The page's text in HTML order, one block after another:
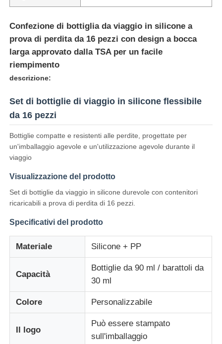
Casa
Video
Su di noi
Visita alla fabbrica
Contattaci
Notizie
Casi
Set di bottiglie da viaggio in silicone
Confezione di bottiglia da viaggio in silicone a
prova di perdita da 16 pezzi con design a bocca
larga approvato dalla TSA per un facile
riempimento
descrizione:
Set di bottiglie di viaggio in silicone flessibile
da 16 pezzi
Bottiglie compatte e resistenti alle perdite, progettate per
un'imballaggio agevole e un'utilizzazione agevole durante il
viaggio
Visualizzazione del prodotto
Set di bottiglie da viaggio in silicone durevole con contenitori
ricaricabili a prova di perdita di 16 pezzi.
Specificativi del prodotto
Materiale Silicone + PP
Capacità
Bottiglie da 90 ml / barattoli da
30 ml
Colore Personalizzabile
Il logo
Può essere stampato
sull'imballaggio